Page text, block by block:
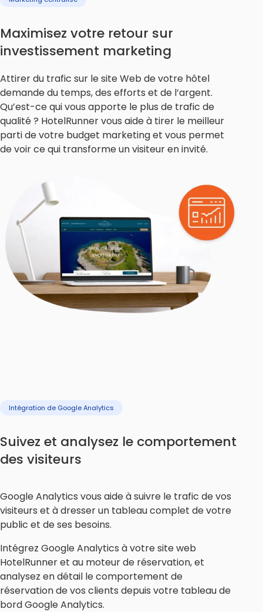
Maximisez votre retour sur
investissement marketing
Attirer du trafic sur le site Web de votre hôtel
demande du temps, des efforts et de l’argent.
Qu’est-ce qui vous apporte le plus de trafic de
qualité ? HotelRunner vous aide à tirer le meilleur
parti de votre budget marketing et vous permet
de voir ce qui transforme un visiteur en invité.
Intégration de Google Analytics
Suivez et analysez le comportement
des visiteurs
Google Analytics vous aide à suivre le trafic de vos
visiteurs et à dresser un tableau complet de votre
public et de ses besoins.
Intégrez Google Analytics à votre site web
HotelRunner et au moteur de réservation, et
analysez en détail le comportement de
réservation de vos clients depuis votre tableau de
bord Google Analytics.